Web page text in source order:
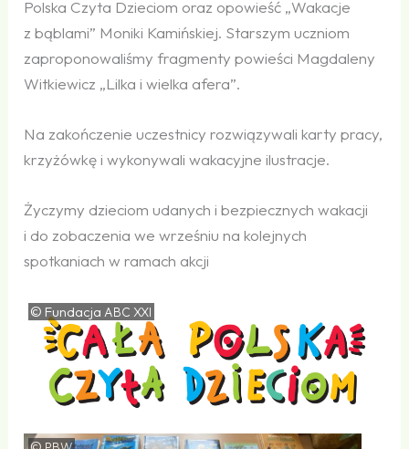
Polska Czyta Dzieciom oraz opowieść „Wakacje
z bąblami” Moniki Kamińskiej. Starszym uczniom
zaproponowaliśmy fragmenty powieści Magdaleny
Witkiewicz „Lilka i wielka afera”.
Na zakończenie uczestnicy rozwiązywali karty pracy,
krzyżówkę i wykonywali wakacyjne ilustracje.
Życzymy dzieciom udanych i bezpiecznych wakacji
i do zobaczenia we wrześniu na kolejnych
spotkaniach w ramach akcji
© FundacjaABC XXI